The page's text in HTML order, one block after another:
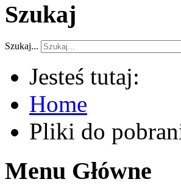
Szukaj
Szukaj...
Jesteś tutaj:
Home
Pliki do
Menu Główne